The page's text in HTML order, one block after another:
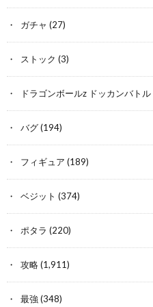
ガチャ (27)
ストック (3)
ドラゴンボールz ドッカンバトル
バグ(194)
フィギュア (189)
ベジット (374)
ポタラ (220)
攻略(1,911)
最強 (348)